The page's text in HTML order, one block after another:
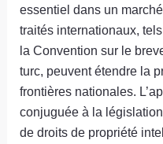
essentiel dans un
traités internationaux,
la Convention sur le
turc, peuvent étendre la
frontières nationales.
conjuguée à la
de droits de propriété